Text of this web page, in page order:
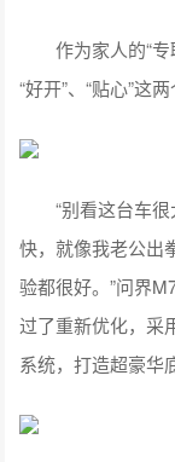
作为家人的“专
“好开”、“贴心”这
“别看这台车很
快，就像我老公出
验都很好。”问界
过了重新优化，采
系统，打造超豪华